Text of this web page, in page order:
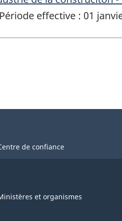
Période effective : 01
de confiance
et organismes